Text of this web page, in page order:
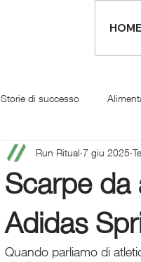
HOME
Storie di successo
Iniziare a correre
Scarpe da
Adidas
Run Ritual 7 giu 2025
Quando parliamo di